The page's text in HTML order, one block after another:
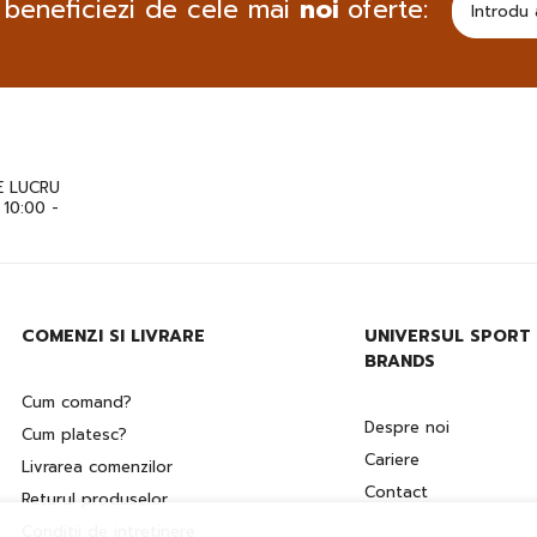
de cele mai noi oferte:
LUCRU
-
COMENZI SI LIVRARE
Cum comand?
Cum platesc?
Livrarea comenzilor
Returul produselor
UNIVERSUL SPORT
BRANDS
Despre noi
Cariere
Contact